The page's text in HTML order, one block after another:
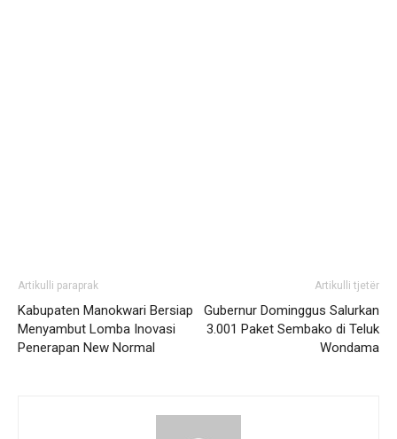
Artikulli paraprak
Kabupaten Manokwari Bersiap
Menyambut Lomba Inovasi
Penerapan New Normal
Artikulli tjetër
Gubernur Dominggus Salurkan
3.001 Paket Sembako di Teluk
Wondama